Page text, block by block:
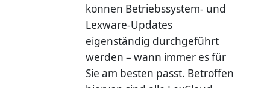
können Betriebssystem- und
Lexware-Updates
eigenständig durchgeführt
werden – wann immer es für
Sie am besten passt. Betroffen